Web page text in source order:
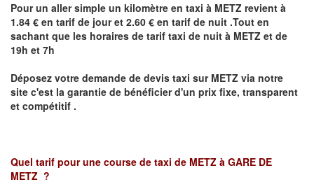
Pour un aller simple un kilomètre en taxi à METZ revient à
1.84 € en tarif de jour et 2.60 € en tarif de nuit .Tout en
sachant que les horaires de tarif taxi de nuit à METZ et de
19h et 7h
Déposez votre demande de devis taxi sur METZ via notre
site c'est la garantie de bénéficier d'un prix fixe, transparent
et compétitif .
Quel tarif pour une course de taxi de METZ à GARE DE
METZ ?